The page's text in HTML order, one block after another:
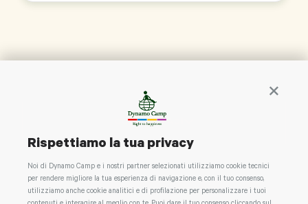
Rispettiamo la tua privacy
Noi di Dynamo Camp e i nostri partner selezionati utilizziamo cookie tecnici
per rendere migliore la tua esperienza di navigazione e, con il tuo consenso,
utilizziamo anche cookie analitici e di profilazione per personalizzare i tuoi
CONTATTACI